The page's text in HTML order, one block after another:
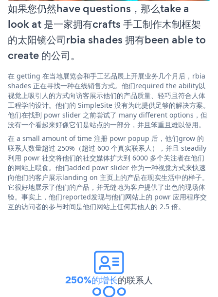
如果您仍然have questions，那么take a
look at 是一家拥有crafts 手工制作木制框架
的太阳镜公司rbia shades 拥有been able to
create 的公司。
在 getting 在当地展览会和手工艺品展上开展业务几个月后，rbia
shades 正在寻找一种在线销售方式。他们required the ability以
视觉上吸引人的方式向访客展示他们的产品质量、轻巧且符合人体
工程学的设计。他们的 SimpleSite 没有为此提供足够的解决方案。
他们在找到 powr slider 之前尝试了 many different options，但
没有一个看起来好像它们是站点的一部分，并且笨重且难以使用。
在 a small amount of time 注册 powr popup 后，他们grow 的
联系人数量超过 250%（超过 600 个真实联系人），并且 steadily
利用 powr 社交将他们的社交媒体扩大到 6000 多个关注者在他们
的网站上喂食。他们added powr slider 作为一种视觉方式来快速
向他们的客户展示landing on 主页上的产品在现实生活中的样子。
它很好地展示了他们的产品，并无缝地为客户提供了出色的现场体
验。事实上，他们reported发现与他们网站上的 powr 应用程序交
互的访问者的参与时间是他们网站上任何其他人的 2.5 倍。
250%的增长的联系人